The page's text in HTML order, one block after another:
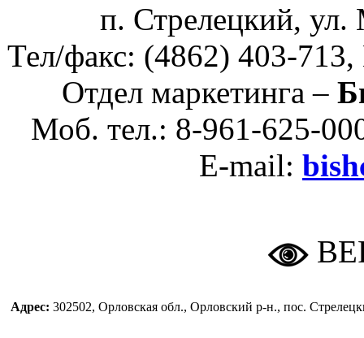
п. Стрелецкий,
Тел/факс: (4862) 403-
Отдел маркетинга –
Моб. тел.: 8-961-625-
E-mail:
Адрес: 302502, Орловская обл., Орловский р-н., пос.